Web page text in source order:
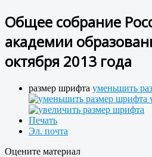
Общее собрание
академии
октября 2013 года
размер шрифта уменьшить
Печать
Эл. почта
Оцените материал